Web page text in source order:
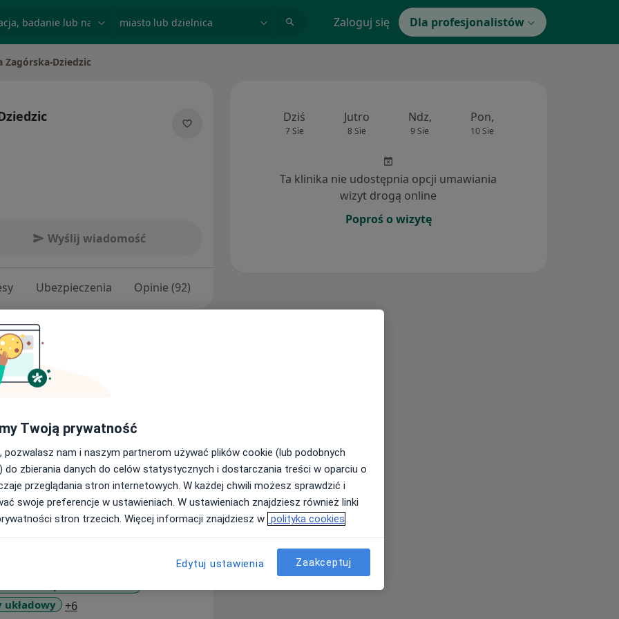
Zaloguj się Dla profesjonalistów
Zagórska-Dziedzic
Wyślij wiadomość
Ubezpieczenia Opinie (92)
specjalista chorób
CMUJ w 2001 roku.
w Oddziale Kardiologii
Oddziale Reumatologii MCRIiR ul.
Sentimed w Krakowie.
pasją jest leczenie pacjentów z
naukowych i spotkaniach
zapalenie stawów
+6a11y_sr_more_diseases
Dziś
7 Sie
Jutro
8 Sie
Ndz,
9 Sie
Pon,
10 Sie
Ta klinika nie udostępnia opcji umawiania
wizyt drogą online
Poproś o wizytę
Twoją prywatność
pozwalasz nam i naszym partnerom używać plików cookie (lub podobnych
do zbierania danych do celów statystycznych i dostarczania treści w oparciu o
przeglądania stron internetowych. W każdej chwili możesz sprawdzić i
swoje preferencje w ustawieniach. W ustawieniach znajdziesz również linki
stron trzecich. Więcej informacji znajdziesz w polityka cookies
Edytuj ustawienia Zaakceptuj